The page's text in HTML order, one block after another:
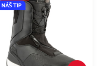
NÁŠ TIP